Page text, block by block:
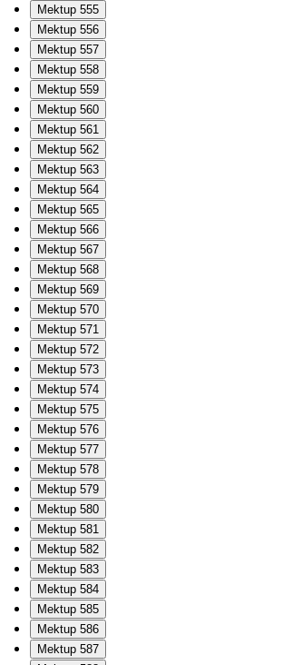
Mektup 555
Mektup 556
Mektup 557
Mektup 558
Mektup 559
Mektup 560
Mektup 561
Mektup 562
Mektup 563
Mektup 564
Mektup 565
Mektup 566
Mektup 567
Mektup 568
Mektup 569
Mektup 570
Mektup 571
Mektup 572
Mektup 573
Mektup 574
Mektup 575
Mektup 576
Mektup 577
Mektup 578
Mektup 579
Mektup 580
Mektup 581
Mektup 582
Mektup 583
Mektup 584
Mektup 585
Mektup 586
Mektup 587